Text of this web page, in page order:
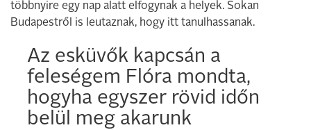
többnyire egy nap alatt elfogynak a helyek. Sokan
Budapestről is leutaznak, hogy itt tanulhassanak.
Az esküvők kapcsán a
feleségem Flóra mondta,
hogyha egyszer rövid időn
belül meg akarunk